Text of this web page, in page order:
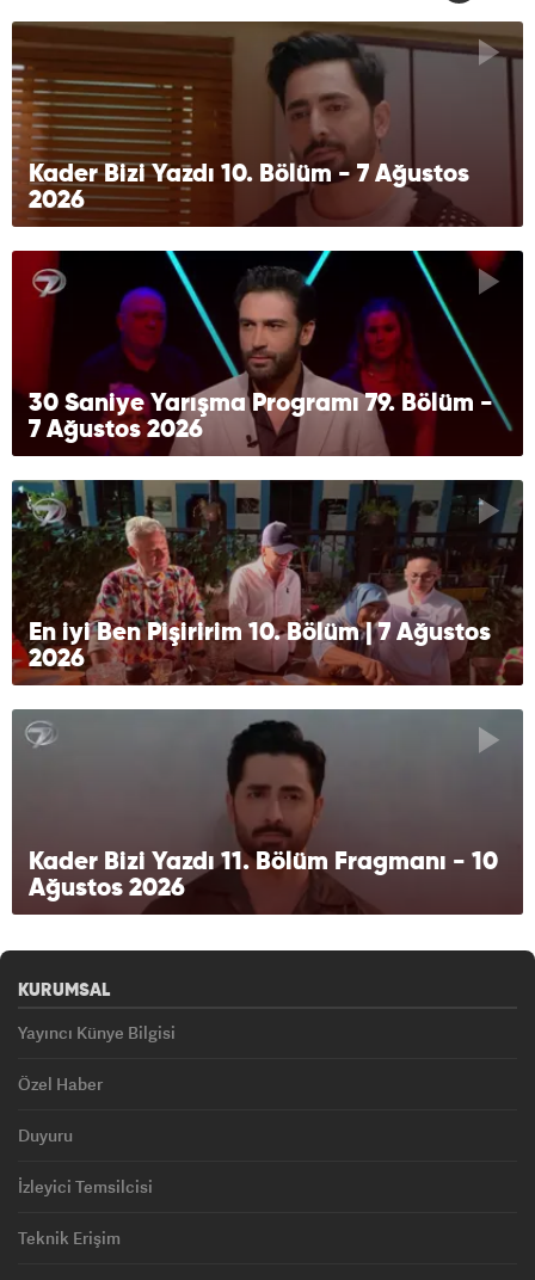
Kader Bizi Yazdı 10. Bölüm - 7 Ağustos
2026
30 Saniye Yarışma Programı 79. Bölüm -
7 Ağustos 2026
En iyi Ben Pişiririm 10. Bölüm | 7 Ağustos
2026
Kader Bizi Yazdı 11. Bölüm Fragmanı - 10
Ağustos 2026
KURUMSAL
Yayıncı Künye Bilgisi
Özel Haber
Duyuru
İzleyici Temsilcisi
Teknik Erişim